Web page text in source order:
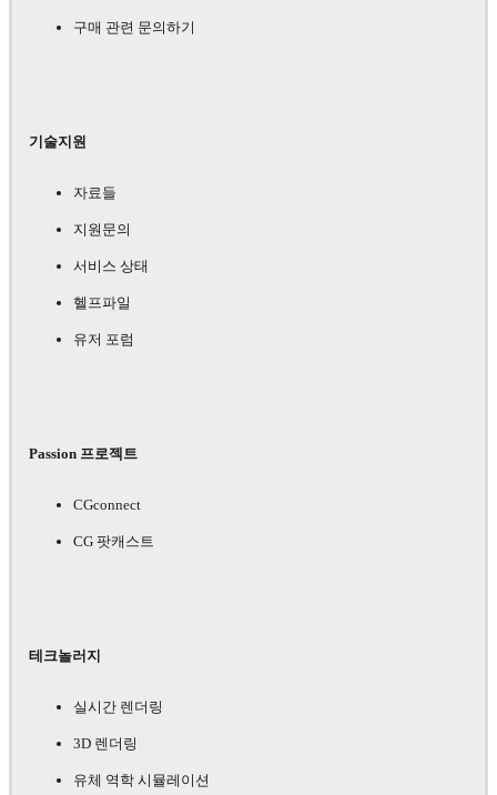
구매 관련 문의하기
기술지원
자료들
지원문의
서비스 상태
헬프파일
유저 포럼
Passion 프로젝트
CGconnect
CG 팟캐스트
테크놀러지
실시간 렌더링
3D 렌더링
유체 역학 시뮬레이션